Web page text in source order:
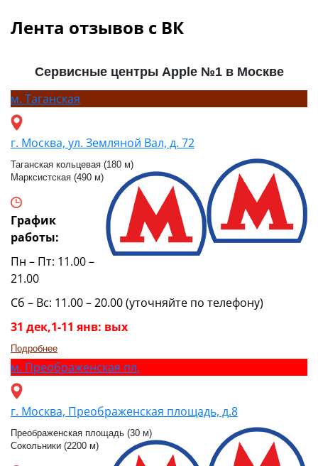
Лента отзывов с ВК
Сервисные центры Apple №1 в Москве
м. Таганская
г. Москва, ул. Земляной Вал, д. 72
Таганская кольцевая (180 м)
Марксистская (490 м)
График
работы:
Пн – Пт: 11.00 –
21.00
Сб – Вс: 11.00 – 20.00 (уточняйте по телефону)
31 дек,1-11 янв: вых
Подробнее
м. Преображенская пл.
г. Москва, Преображенская площадь, д.8
Преображенская площадь (30 м)
Сокольники (2200 м)